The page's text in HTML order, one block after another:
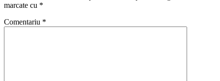
marcate cu *
Comentariu *